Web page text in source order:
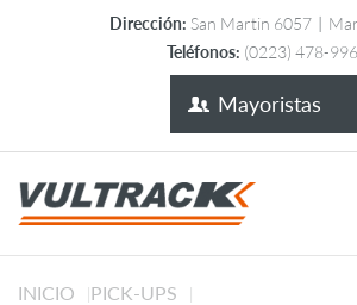
Dirección: San Martin 6057 |
Teléfonos: (0223) 478-
Mayoristas
INICIO PICK-UPS